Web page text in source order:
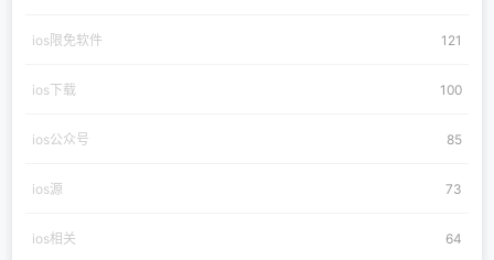
ios限免软件 121
ios下载 100
ios公众号 85
ios源 73
ios相关 64